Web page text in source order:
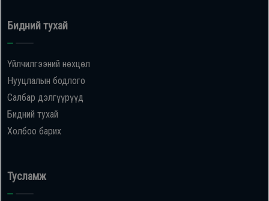
Бидний тухай
Үйлчилгээний нөхцөл
Нууцлалын бодлого
Салбар дэлгүүрүүд
Бидний тухай
Холбоо барих
Тусламж